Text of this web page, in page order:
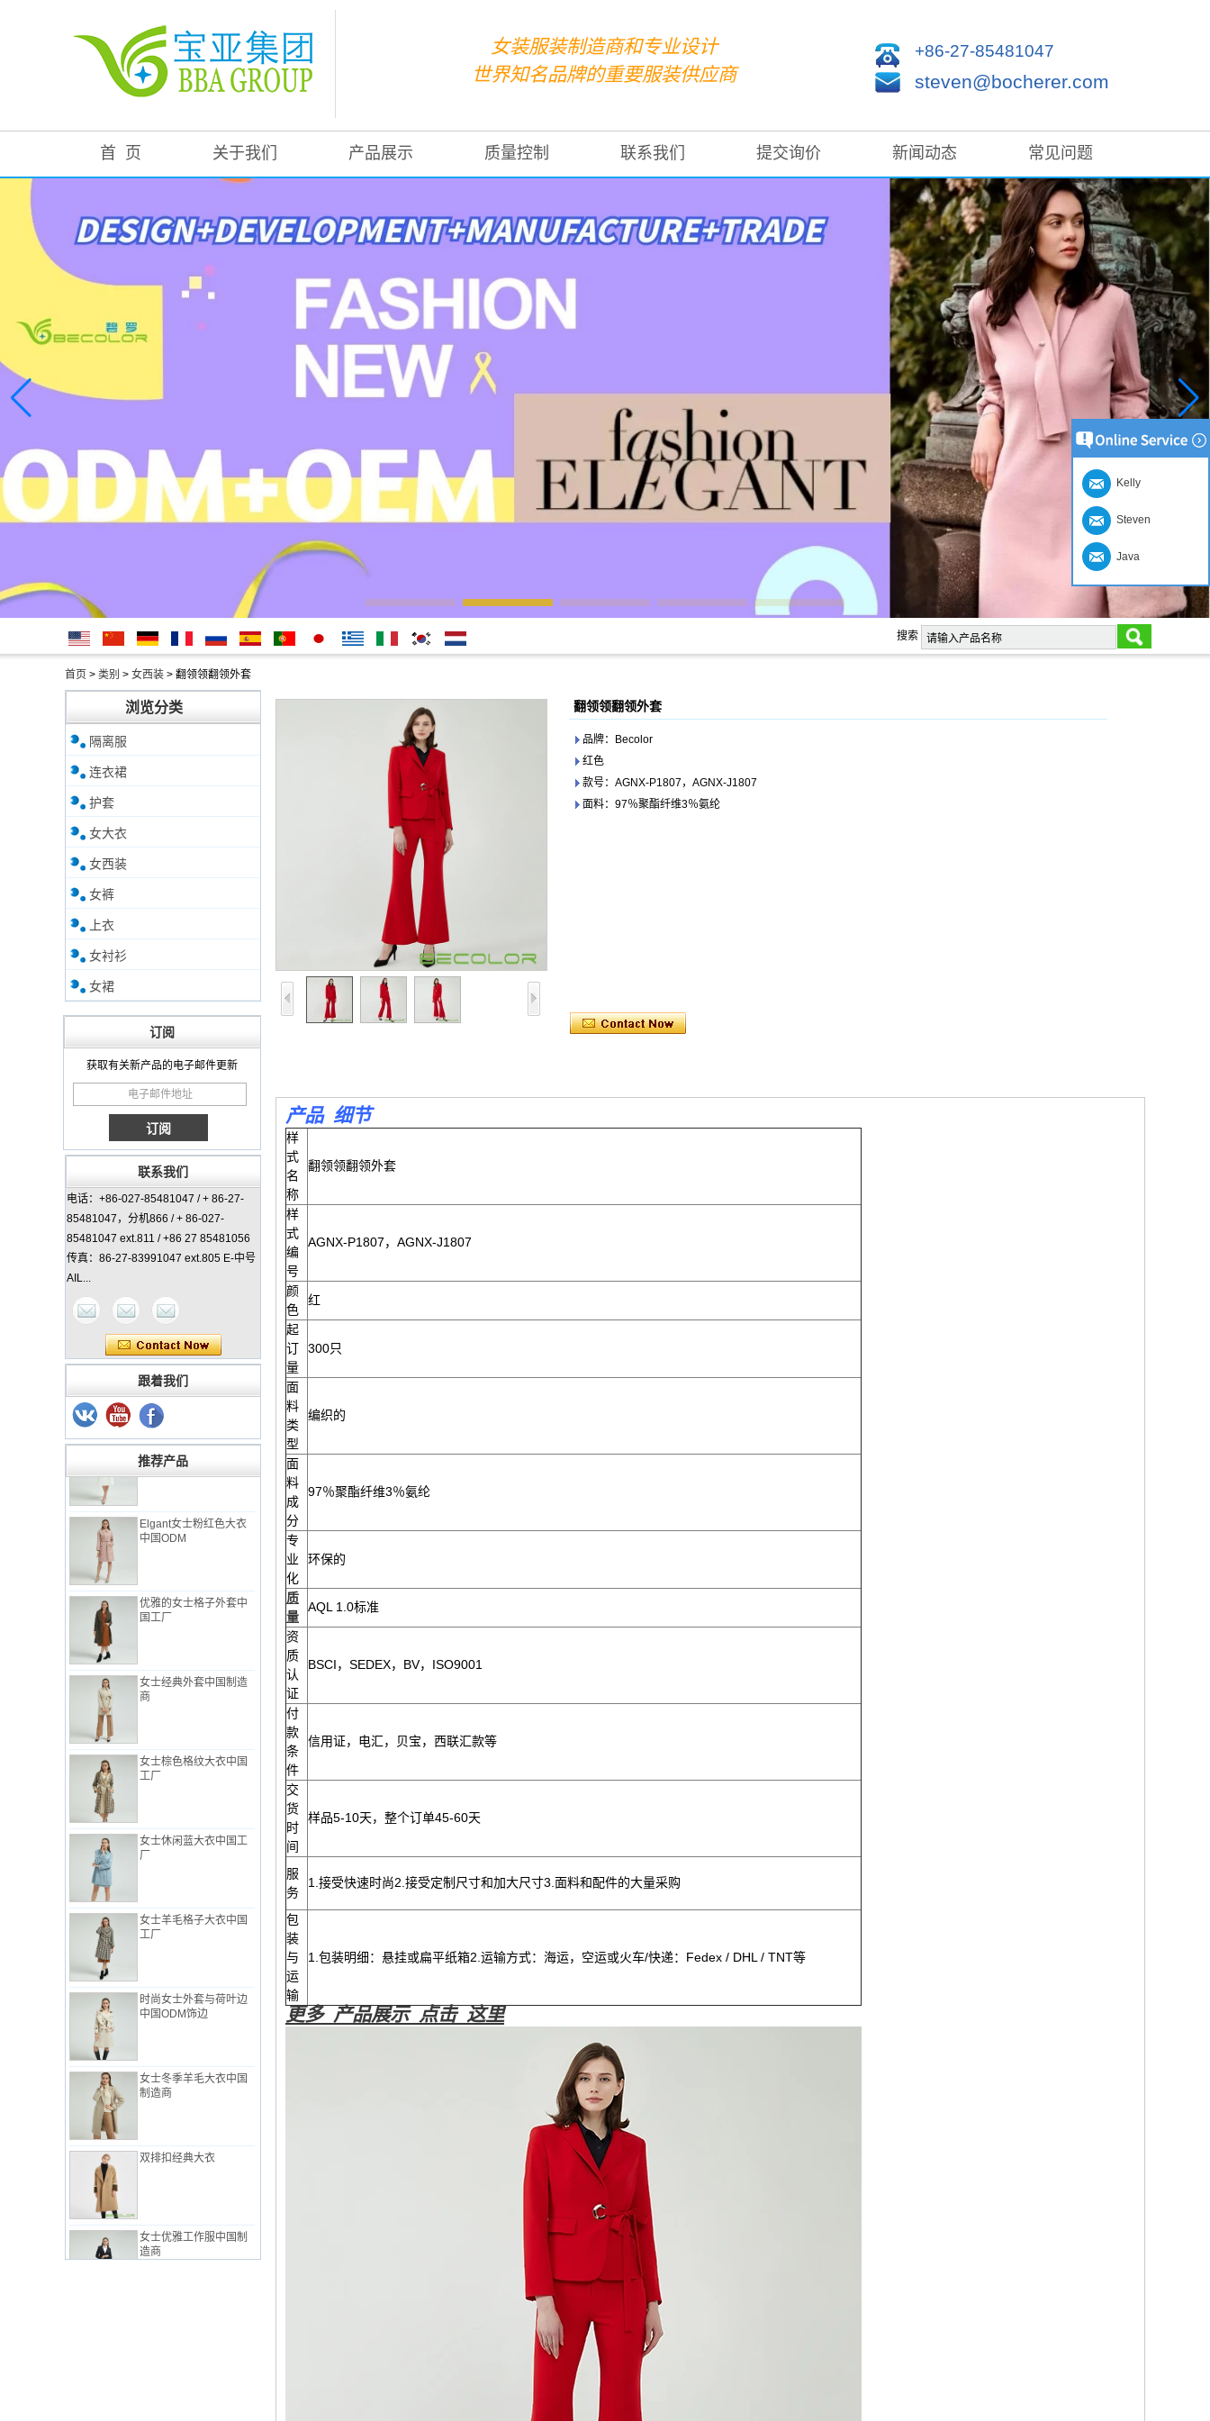
女装服装制造商和专业设计
世界知名品牌的重要服装供应商
+86-27-85481047
steven@bocherer.com
首 页 关于我们 产品展示 质量控制 联系我们 提交询价 新闻动态 常见问题
搜索
首页 > 类别 > 女西装 > 翻领领翻领外套
浏览分类
隔离服
连衣裙
护套
女大衣
女西装
女裤
上衣
女衬衫
女裙
订阅
获取有关新产品的电子邮件更新
联系我们
电话：+86-027-85481047 / + 86-27-
85481047，分机866 / + 86-027-
85481047 ext.811 / +86 27 85481056
传真：86-27-83991047 ext.805 E-中号
AIL...
跟着我们
推荐产品
女士经典外套中国制造
商
优雅的女士外套与
Check Back中国工厂
中国ODM
国工厂
商
工厂
厂
工厂
中国ODM饰边
制造商
造商
翻领领翻领外套
品牌：Becolor
红色
款号：AGNX-P1807，AGNX-J1807
面料：97％聚酯纤维3％氨纶
产品细节
样
式
名
称
翻领领翻领外套
样
式
编
号
AGNX-P1807，AGNX-J1807
颜
色
红
起
订
量
300只
面
料
类
型
编织的
面
料
成
分
97％聚酯纤维3％氨纶
专
业
化
环保的
质
量
AQL 1.0标准
资
质
认
证
BSCI，SEDEX，BV，ISO9001
付
款
条
件
信用证，电汇，贝宝，西联汇款等
交
货
时
间
样品5-10天，整个订单45-60天
服
务
1.接受快速时尚2.接受定制尺寸和加大尺寸3.面料和配件的大量采购
包
装
与
运
输
1.包装明细：悬挂或扁平纸箱2.运输方式：海运，空运或火车/快递：Fedex / DHL / TNT等
更多产品展示点击这里
Kelly
Steven
Java